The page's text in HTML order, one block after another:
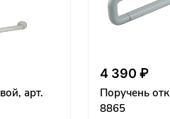
арт.
4 390 ₽
Поручень
8865